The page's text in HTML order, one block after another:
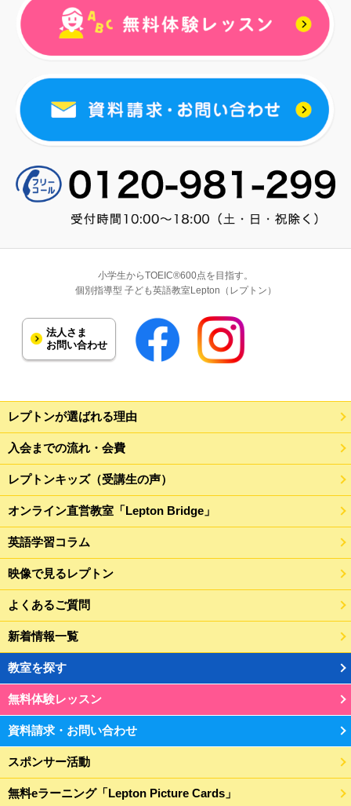
小学生からTOEIC®600点を目指す。
個別指導型 子ども英語教室Lepton（レプトン）
法人さま
お問い合わせ
レプトンが選ばれる理由
入会までの流れ・会費
レプトンキッズ（受講生の声）
オンライン直営教室「Lepton Bridge」
英語学習コラム
映像で見るレプトン
よくあるご質問
新着情報一覧
教室を探す
無料体験レッスン
資料請求・お問い合わせ
スポンサー活動
無料eラーニング「Lepton Picture Cards」